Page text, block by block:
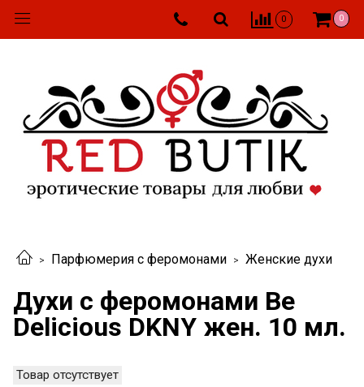
0 0
Парфюмерия с феромонами Женские духи
Духи с феромонами Be
Delicious DKNY жен. 10 мл.
Товар отсутствует